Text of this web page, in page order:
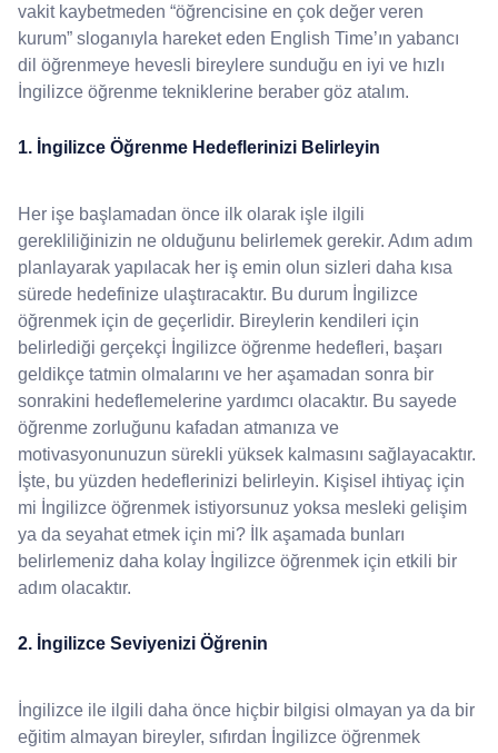
vakit kaybetmeden “öğrencisine en çok değer veren
kurum” sloganıyla hareket eden English Time’ın yabancı
dil öğrenmeye hevesli bireylere sunduğu en iyi ve hızlı
İngilizce öğrenme tekniklerine beraber göz atalım.
1. İngilizce Öğrenme Hedeflerinizi Belirleyin
Her işe başlamadan önce ilk olarak işle ilgili
gerekliliğinizin ne olduğunu belirlemek gerekir. Adım adım
planlayarak yapılacak her iş emin olun sizleri daha kısa
sürede hedefinize ulaştıracaktır. Bu durum İngilizce
öğrenmek için de geçerlidir. Bireylerin kendileri için
belirlediği gerçekçi İngilizce öğrenme hedefleri, başarı
geldikçe tatmin olmalarını ve her aşamadan sonra bir
sonrakini hedeflemelerine yardımcı olacaktır. Bu sayede
öğrenme zorluğunu kafadan atmanıza ve
motivasyonunuzun sürekli yüksek kalmasını sağlayacaktır.
İşte, bu yüzden hedeflerinizi belirleyin. Kişisel ihtiyaç için
mi İngilizce öğrenmek istiyorsunuz yoksa mesleki gelişim
ya da seyahat etmek için mi? İlk aşamada bunları
belirlemeniz daha kolay İngilizce öğrenmek için etkili bir
adım olacaktır.
2. İngilizce Seviyenizi Öğrenin
İngilizce ile ilgili daha önce hiçbir bilgisi olmayan ya da bir
eğitim almayan bireyler, sıfırdan İngilizce öğrenmek